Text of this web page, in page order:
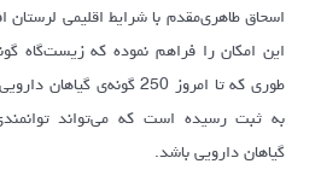
اسحاق طاهری‌مقدم با شرایط اقلیمی
این امکان را فراهم نموده که زیست‌گاه
طوری که تا امروز 250 گونه‌ی
به ثبت رسیده است که می‌تواند
گیاهان دارویی باشد.